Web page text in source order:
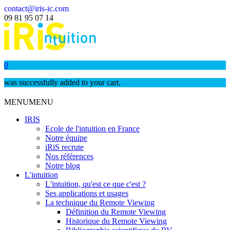
contact@iris-ic.com
09 81 95 07 14
0
was successfully added to your cart.
MENUMENU
IRIS
Ecole de l'intuition en France
Notre équipe
iRiS recrute
Nos références
Notre blog
L'intuition
L'intuition, qu'est ce que c'est ?
Ses applications et usages
La technique du Remote Viewing
Définition du Remote Viewing
Historique du Remote Viewing